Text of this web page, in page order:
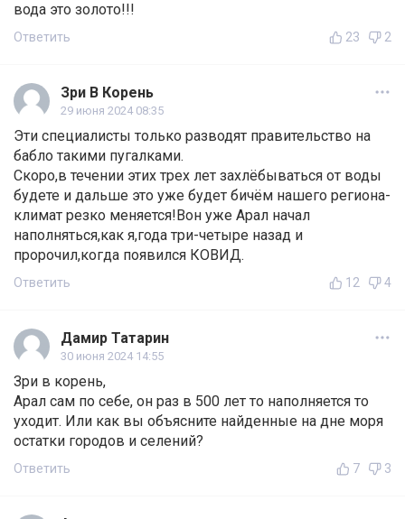
вода это золото!!!
Ответить 23 2
Зри В Корень
29 июня 2024 08:35
Эти специалисты только разводят правительство на
бабло такими пугалками.
Скоро,в течении этих трех лет захлёбываться от воды
будете и дальше это уже будет бичём нашего региона-
климат резко меняется!Вон уже Арал начал
наполняться,как я,года три-четыре назад и
пророчил,когда появился КОВИД.
Ответить 12 4
Дамир Татарин
30 июня 2024 14:55
Зри в корень,
Арал сам по себе, он раз в 500 лет то наполняется то
уходит. Или как вы объясните найденные на дне моря
остатки городов и селений?
Ответить 7 3